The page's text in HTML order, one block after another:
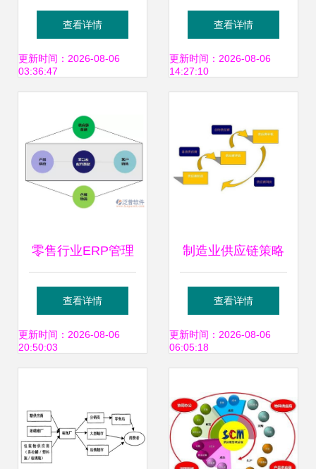
式分析 以供应链管
理服务为核心，附
查看详情
更新时间：2026-08-06
03:36:47
作用与价值解析 为
何现代企业离不开
查看详情
更新时间：2026-08-06
14:27:10
零售行业ERP管理
系统 供应链管理服
务的核心引擎与变
查看详情
更新时间：2026-08-06
20:50:03
制造业供应链策略
与管理服务 提升竞
争力的核心双翼
查看详情
更新时间：2026-08-06
06:05:18